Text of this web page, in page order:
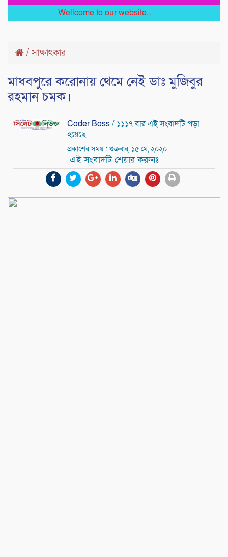
Wellcome to our website...
/সাক্ষাৎকার
মাধবপুরে করোনায় থেমে নেই ডাঃ মুজিবুর
রহমান চমক।
Coder Boss/ ১১১৭ বার এই সংবাদটি পড়া
হয়েছে
প্রকাশের সময় : শুক্রবার, ১৫ মে, ২০২০
এই সংবাদটি শেয়ার করুনঃ